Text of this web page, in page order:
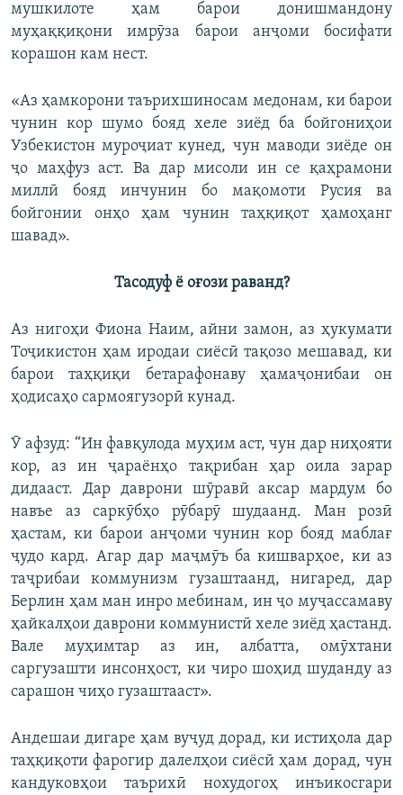
мушкилоте ҳам барои донишмандону
муҳаққиқони имрӯза барои анҷоми босифати
корашон кам нест.
«Аз ҳамкорони таърихшиносам медонам, ки барои
чунин кор шумо бояд хеле зиёд ба бойгониҳои
Узбекистон муроҷиат кунед, чун маводи зиёде он
ҷо маҳфуз аст. Ва дар мисоли ин се қаҳрамони
миллӣ бояд инчунин бо мақомоти Русия ва
бойгонии онҳо ҳам чунин таҳқиқот ҳамоҳанг
шавад».
Тасодуф ё оғози раванд?
Аз нигоҳи Фиона Наим, айни замон, аз ҳукумати
Тоҷикистон ҳам иродаи сиёсӣ тақозо мешавад, ки
барои таҳқиқи бетарафонаву ҳамаҷонибаи он
ҳодисаҳо сармоягузорӣ кунад.
Ӯ афзуд: “Ин фавқулода муҳим аст, чун дар ниҳояти
кор, аз ин ҷараёнҳо тақрибан ҳар оила зарар
дидааст. Дар даврони шӯравӣ аксар мардум бо
навъе аз саркӯбҳо рӯбарӯ шудаанд. Ман розӣ
ҳастам, ки барои анҷоми чунин кор бояд маблағ
ҷудо кард. Агар дар маҷмӯъ ба кишварҳое, ки аз
таҷрибаи коммунизм гузаштаанд, нигаред, дар
Берлин ҳам ман инро мебинам, ин ҷо муҷассамаву
ҳайкалҳои даврони коммунистӣ хеле зиёд ҳастанд.
Вале муҳимтар аз ин, албатта, омӯхтани
саргузашти инсонҳост, ки чиро шоҳид шуданду аз
сарашон чиҳо гузаштааст».
Андешаи дигаре ҳам вуҷуд дорад, ки истиҳола дар
таҳқиқоти фарогир далелҳои сиёсӣ ҳам дорад, чун
кандуковҳои таърихӣ нохудогоҳ инъикосгари